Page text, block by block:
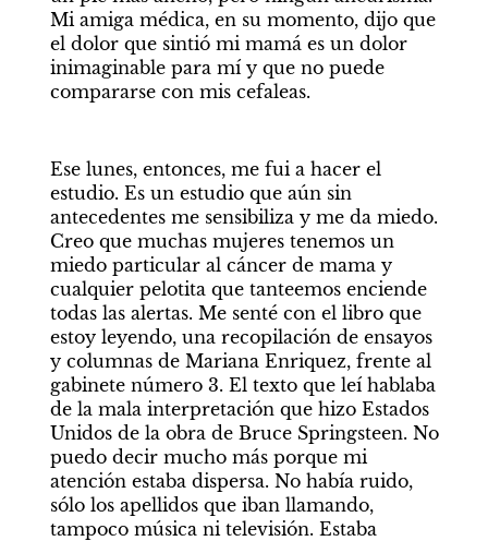
Mi amiga médica, en su momento, dijo que
el dolor que sintió mi mamá es un dolor
inimaginable para mí y que no puede
compararse con mis cefaleas.
Ese lunes, entonces, me fui a hacer el
estudio. Es un estudio que aún sin
antecedentes me sensibiliza y me da miedo.
Creo que muchas mujeres tenemos un
miedo particular al cáncer de mama y
cualquier pelotita que tanteemos enciende
todas las alertas. Me senté con el libro que
estoy leyendo, una recopilación de ensayos
y columnas de Mariana Enriquez, frente al
gabinete número 3. El texto que leí hablaba
de la mala interpretación que hizo Estados
Unidos de la obra de Bruce Springsteen. No
puedo decir mucho más porque mi
atención estaba dispersa. No había ruido,
sólo los apellidos que iban llamando,
tampoco música ni televisión. Estaba